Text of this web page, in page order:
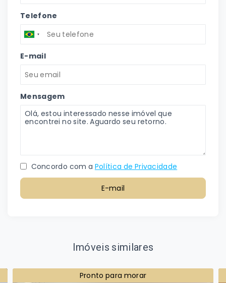
Telefone
E-mail
Mensagem
Concordo com a Política de Privacidade
E-mail
Imóveis similares
Pronto para morar